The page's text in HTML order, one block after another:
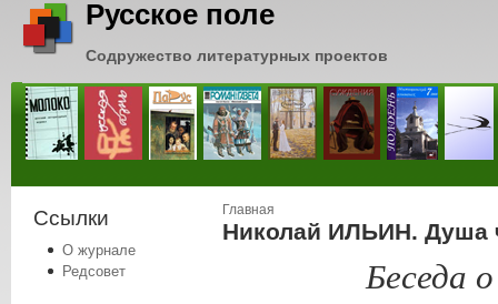
Русское поле
Содружество литературных проектов
Ссылки
О журнале
Редсовет
Вы здесь
Главная
Николай ИЛЬИН. Душа
Беседа